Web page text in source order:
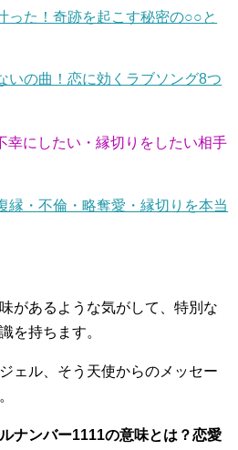
った！奇跡を起こす秘密の○○と
いの曲！恋に効くラブソング8つ
幸にしたい・縁切りをしたい相手
縁・不倫・略奪愛・縁切りを本当
があるような気がして、特別な
を持ちます。
ェル、そう天使からのメッセー
ナンバー1111の意味とは？恋愛